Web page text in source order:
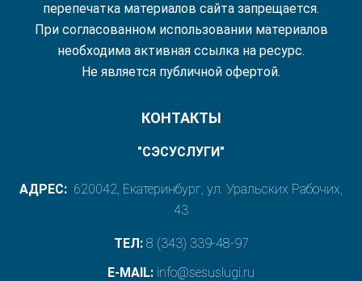
перепечатка материалов сайта запрещается.
При согласованном использовании материалов
необходима активная ссылка на ресурс.
Не является публичной офертой.
КОНТАКТЫ
"СЭСУСЛУГИ"
АДРЕС: 620042, Екатеринбург, ул. Уральских Рабочих,
43
ТЕЛ: 8 (343) 339-48-97
E-MAIL: info@sesuslugi.ru